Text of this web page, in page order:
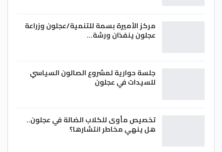
مركز الأميرة بسمة للتنمية/عجلون وزراعة
عجلون ينفذان ورشة…
جلسة حوارية لمشروع الصالون السياسي
للسيدات في عجلون
تخصيص مأوى للكلاب الضالة في عجلون..
هل ينهي مخاطر انتشارها؟